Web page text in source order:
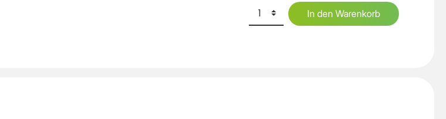
In den Warenkorb